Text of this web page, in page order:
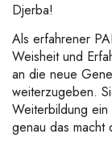
Djerba!
Als erfahrener
Weisheit und
an die neue
weiterzugeben.
Weiterbildung
genau das macht